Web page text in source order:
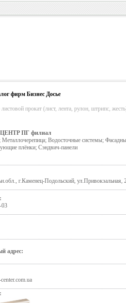
фирм Бизнес Досье
листовой прокат (лист, лента, рулон, штрипс,
ПГ филиал
Водосточные системы;
плёнки; Сэндвич-панели
г.Каменец-Подольский, ул.Привокзальная,
03
адрес: